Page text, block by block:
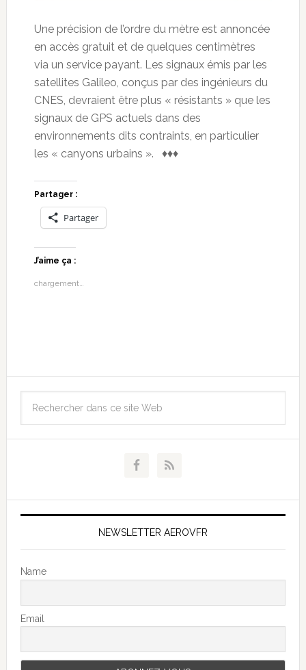
Une précision de l’ordre du mètre est annoncée
en accès gratuit et de quelques centimètres
via un service payant. Les signaux émis par les
satellites Galileo, conçus par des ingénieurs du
CNES, devraient être plus « résistants » que les
signaux de GPS actuels dans des
environnements dits contraints, en particulier
les « canyons urbains ». ♦♦♦
Partager :
Partager
J’aime ça :
chargement…
NEWSLETTER AEROVFR
Name
Email